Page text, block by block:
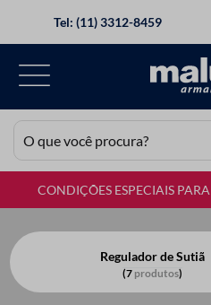
Tel: (11) 3312-8459
O que você procura?
CONDIÇÕES ESPECIAIS PARA
Regulador de Sutiã
7 produtos
TERMOS MAIS BUSCADOS
barbante